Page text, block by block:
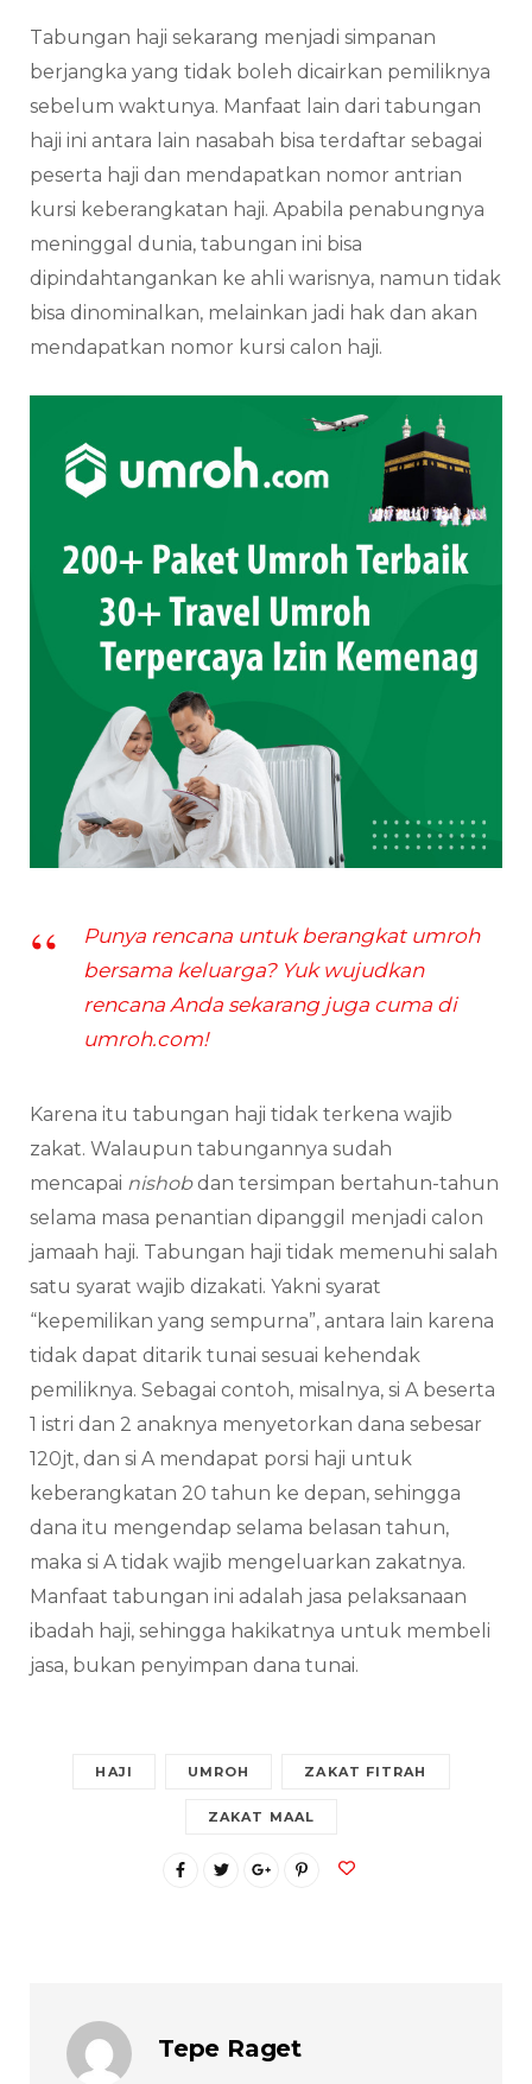
Tabungan haji sekarang menjadi simpanan
berjangka yang tidak boleh dicairkan pemiliknya
sebelum waktunya. Manfaat lain dari tabungan
haji ini antara lain nasabah bisa terdaftar sebagai
peserta haji dan mendapatkan nomor antrian
kursi keberangkatan haji. Apabila penabungnya
meninggal dunia, tabungan ini bisa
dipindahtangankan ke ahli warisnya, namun tidak
bisa dinominalkan, melainkan jadi hak dan akan
mendapatkan nomor kursi calon haji.
Punya rencana untuk berangkat umroh
bersama keluarga? Yuk wujudkan
rencana Anda sekarang juga cuma di
umroh.com!
Karena itu tabungan haji tidak terkena wajib
zakat. Walaupun tabungannya sudah
mencapai nishob dan tersimpan bertahun-tahun
selama masa penantian dipanggil menjadi calon
jamaah haji. Tabungan haji tidak memenuhi salah
satu syarat wajib dizakati. Yakni syarat
“kepemilikan yang sempurna”, antara lain karena
tidak dapat ditarik tunai sesuai kehendak
pemiliknya. Sebagai contoh, misalnya, si A beserta
1 istri dan 2 anaknya menyetorkan dana sebesar
120jt, dan si A mendapat porsi haji untuk
keberangkatan 20 tahun ke depan, sehingga
dana itu mengendap selama belasan tahun,
maka si A tidak wajib mengeluarkan zakatnya.
Manfaat tabungan ini adalah jasa pelaksanaan
ibadah haji, sehingga hakikatnya untuk membeli
jasa, bukan penyimpan dana tunai.
HAJI UMROH ZAKAT FITRAH
ZAKAT MAAL
Tepe Raget